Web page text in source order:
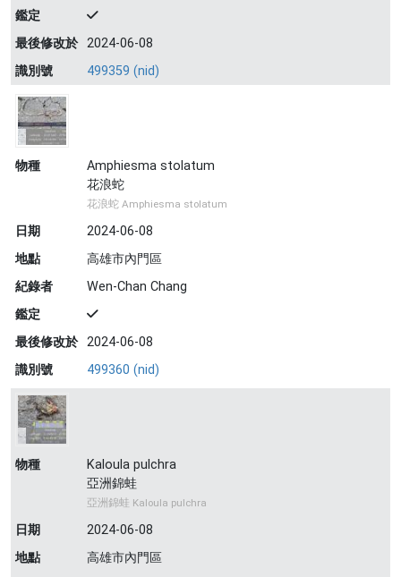
鑑定
最後修改於 2024-06-08
識別號
499359 (nid)
物種
Amphiesma stolatum
花浪蛇
花浪蛇 Amphiesma stolatum
日期
2024-06-08
地點
高雄市內門區
紀錄者
Wen-Chan Chang
鑑定
最後修改於 2024-06-08
識別號
499360 (nid)
物種
Kaloula pulchra
亞洲錦蛙
亞洲錦蛙 Kaloula pulchra
日期
2024-06-08
地點
高雄市內門區